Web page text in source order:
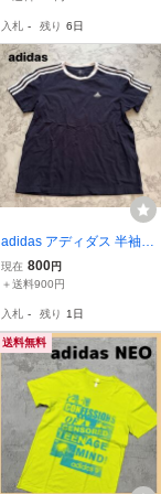
入札 - 残り 6日
adidas アディダス 半袖T
シャツ ネイビー 3ストラ
イプ 半袖 Tシャツ L ロゴ
現在 800円
＋送料900円
入札 - 残り 1日
送料無料